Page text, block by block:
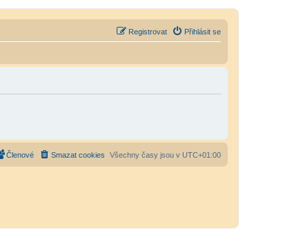
Přihlásit se
Registrovat
Všechny časy jsou v UTC+01:00
Smazat cookies
Členové